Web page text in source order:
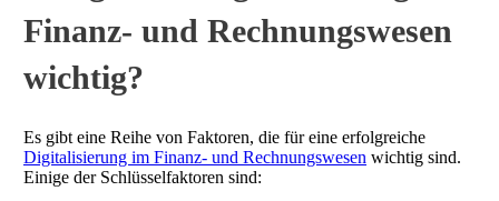
Finanz- und Rechnungswesen
wichtig?
Es gibt eine Reihe von Faktoren, die für eine erfolgreiche
Digitalisierung im Finanz- und Rechnungswesen wichtig sind.
Einige der Schlüsselfaktoren sind: